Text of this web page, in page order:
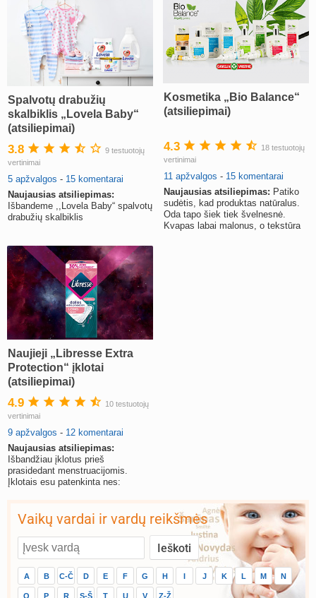
Spalvotų drabužių
skalbiklis „Lovela Baby“
(atsiliepimai)
3.8
9 testuotojų
vertinimai
5 apžvalgos - 15 komentarai
Naujausias atsiliepimas:
Išbandeme ,,Lovela Baby“ spalvotų
drabužių skalbiklis
Kosmetika „Bio Balance“
(atsiliepimai)
4.3
18 testuotojų
vertinimai
11 apžvalgos - 15 komentarai
Naujausias atsiliepimas: Patiko
sudėtis, kad produktas natūralus.
Oda tapo šiek tiek švelnesnė.
Kvapas labai malonus, o tekstūra
Naujieji „Libresse Extra
Protection“ įklotai
(atsiliepimai)
4.9
10 testuotojų
vertinimai
9 apžvalgos - 12 komentarai
Naujausias atsiliepimas:
Išbandžiau įklotus prieš
prasidedant menstruacijomis.
Įklotais esu patenkinta nes:
Vaikų vardai ir vardų reikšmės
A B C-Č D E F G H I J K L M N
O P R S-Š T U V Z-Ž